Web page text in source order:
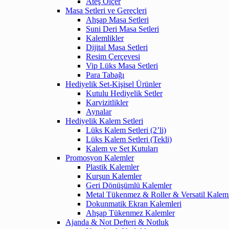
Masa Setleri ve Gereçleri
Ahşap Masa Setleri
Suni Deri Masa Setleri
Kalemlikler
Dijital Masa Setleri
Resim Çerçevesi
Vip Lüks Masa Setleri
Para Tabağı
Hediyelik Set-Kişisel Ürünler
Kutulu Hediyelik Setler
Karvizitlikler
Aynalar
Hediyelik Kalem Setleri
Lüks Kalem Setleri (2’li)
Lüks Kalem Setleri (Tekli)
Kalem ve Set Kutuları
Promosyon Kalemler
Plastik Kalemler
Kurşun Kalemler
Geri Dönüşümlü Kalemler
Metal Tükenmez & Roller & Versatil
Dokunmatik Ekran Kalemleri
Ahşap Tükenmez Kalemler
Ajanda & Not Defteri & Notluk